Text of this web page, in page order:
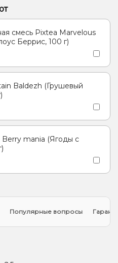
смесь Pixtea Marvelous
Беррис, 100 г)
Baldezh (Грушевый
mania (Ягоды с
Популярные вопросы